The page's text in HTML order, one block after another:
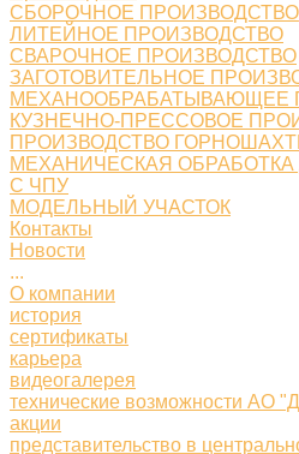
СБОРОЧНОЕ ПРОИЗВОДСТВО
ЛИТЕЙНОЕ ПРОИЗВОДСТВО
СВАРОЧНОЕ ПРОИЗВОДСТВО
ЗАГОТОВИТЕЛЬНОЕ
МЕХАНООБРАБАТЫВАЮЩЕЕ
КУЗНЕЧНО-ПРЕССОВОЕ
ПРОИЗВОДСТВО
МЕХАНИЧЕСКАЯ ОБРАБОТКА
С ЧПУ
МОДЕЛЬНЫЙ УЧАСТОК
Контакты
Новости
...
О компании
история
сертификаты
карьера
видеогалерея
технические возможности АО
акции
представительство в